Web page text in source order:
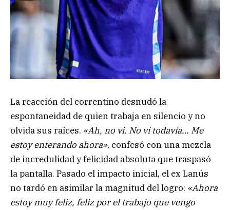
La reacción del correntino desnudó la
espontaneidad de quien trabaja en silencio y no
olvida sus raíces. «Ah, no vi. No vi todavía… Me
estoy enterando ahora», confesó con una mezcla
de incredulidad y felicidad absoluta que traspasó
la pantalla. Pasado el impacto inicial, el ex Lanús
no tardó en asimilar la magnitud del logro: «Ahora
estoy muy feliz, feliz por el trabajo que vengo